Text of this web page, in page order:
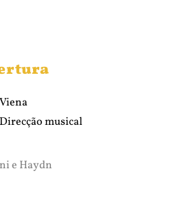
musical
e Haydn